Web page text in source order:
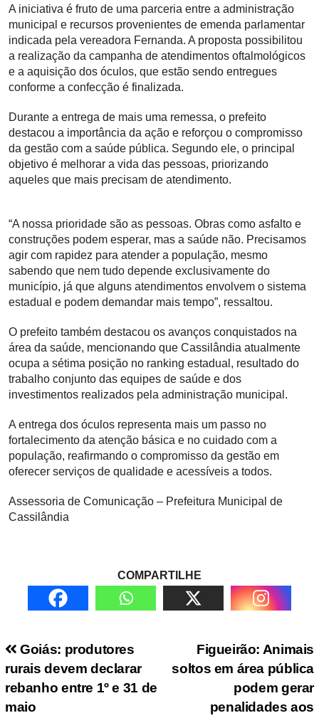
A iniciativa é fruto de uma parceria entre a administração
municipal e recursos provenientes de emenda parlamentar
indicada pela vereadora Fernanda. A proposta possibilitou
a realização da campanha de atendimentos oftalmológicos
e a aquisição dos óculos, que estão sendo entregues
conforme a confecção é finalizada.
Durante a entrega de mais uma remessa, o prefeito
destacou a importância da ação e reforçou o compromisso
da gestão com a saúde pública. Segundo ele, o principal
objetivo é melhorar a vida das pessoas, priorizando
aqueles que mais precisam de atendimento.
“A nossa prioridade são as pessoas. Obras como asfalto e
construções podem esperar, mas a saúde não. Precisamos
agir com rapidez para atender a população, mesmo
sabendo que nem tudo depende exclusivamente do
município, já que alguns atendimentos envolvem o sistema
estadual e podem demandar mais tempo”, ressaltou.
O prefeito também destacou os avanços conquistados na
área da saúde, mencionando que Cassilândia atualmente
ocupa a sétima posição no ranking estadual, resultado do
trabalho conjunto das equipes de saúde e dos
investimentos realizados pela administração municipal.
A entrega dos óculos representa mais um passo no
fortalecimento da atenção básica e no cuidado com a
população, reafirmando o compromisso da gestão em
oferecer serviços de qualidade e acessíveis a todos.
Assessoria de Comunicação – Prefeitura Municipal de
Cassilândia
COMPARTILHE
Navegação de PostFigueirão: Animais
soltos em área pública
podem gerar
penalidades aos
Goiás: produtores
rurais devem declarar
rebanho entre 1º e 31 de
maio